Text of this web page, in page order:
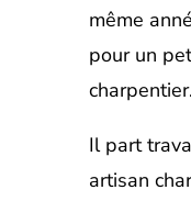
même
pour un
charpentier.
Il part
artisan